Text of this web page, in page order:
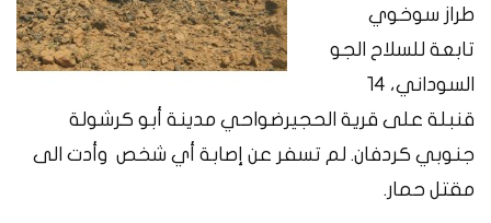
طراز سوخوي
تابعة للسلاح الجو
السوداني، ١٤
قنبلة على قرية الحجيرضواحي مدينة أبو كرشولة
جنوبي كردفان. لم تسفر عن إصابة أي شخص وأدت الى
مقتل حمار.